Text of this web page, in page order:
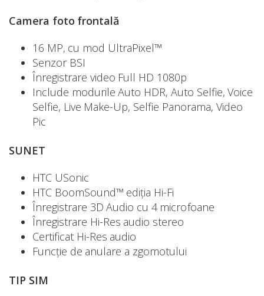
Camera foto frontală
16 MP, cu mod UltraPixel™
Senzor BSI
Înregistrare video Full HD 1080p
Include modurile Auto HDR, Auto Selfie, Voice
Selfie, Live Make-Up, Selfie Panorama, Video
Pic
SUNET
HTC USonic
HTC BoomSound™ ediția Hi-Fi
Înregistrare 3D Audio cu 4 microfoane
Înregistrare Hi-Res audio stereo
Certificat Hi-Res audio
Funcție de anulare a zgomotului
TIP SIM